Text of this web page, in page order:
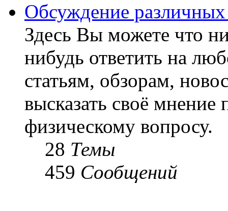
Обсуждение
Здесь Вы можете что
нибудь ответить на
статьям, обзорам,
высказать своё
физическому вопросу.
28 Темы
459 Сообщений